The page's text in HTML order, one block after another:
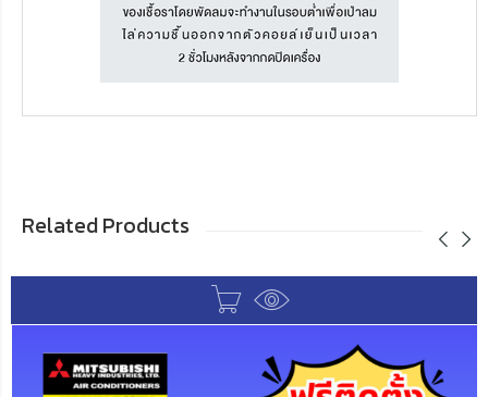
Related Products